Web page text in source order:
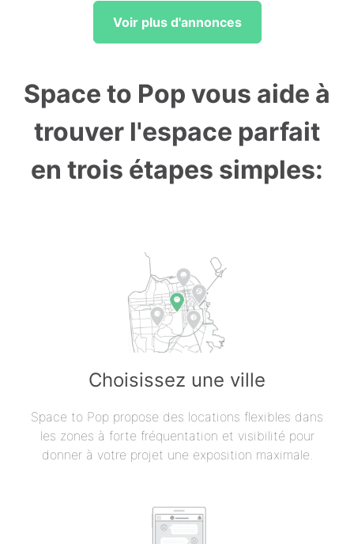
Voir plus d'annonces
Space to Pop vous aide à
trouver l'espace parfait
en trois étapes simples:
Choisissez une ville
Space to Pop propose des locations flexibles dans
les zones à forte fréquentation et visibilité pour
donner à votre projet une exposition maximale.